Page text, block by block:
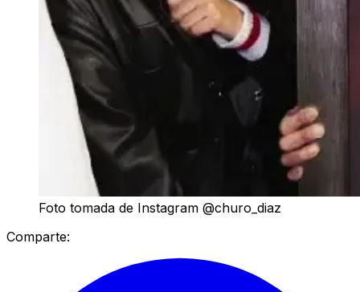
Foto tomada de Instagram @churo_diaz
Comparte: